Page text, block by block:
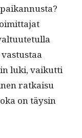
luki, vaikut­ti
ratkaisu
on täysin